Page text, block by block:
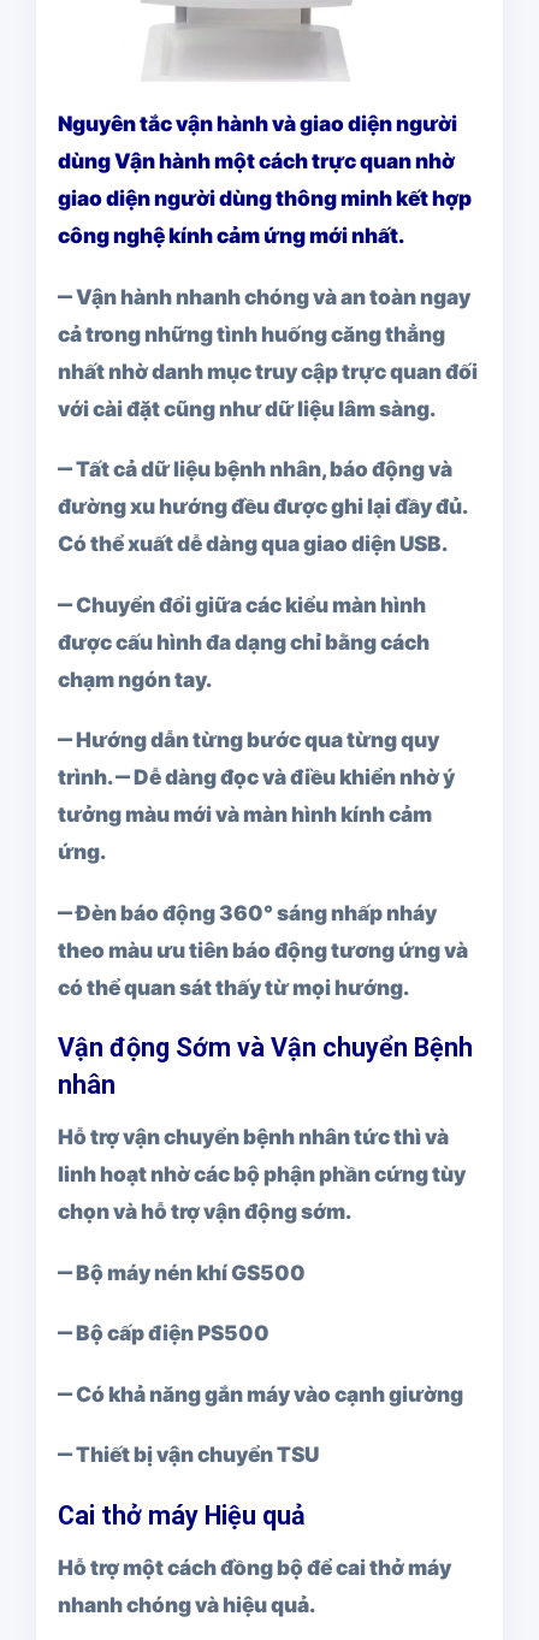
Nguyên tắc vận hành và giao diện người
dùng Vận hành một cách trực quan nhờ
giao diện người dùng thông minh kết hợp
công nghệ kính cảm ứng mới nhất.
‒ Vận hành nhanh chóng và an toàn ngay
cả trong những tình huống căng thẳng
nhất nhờ danh mục truy cập trực quan đối
với cài đặt cũng như dữ liệu lâm sàng.
‒ Tất cả dữ liệu bệnh nhân, báo động và
đường xu hướng đều được ghi lại đầy đủ.
Có thể xuất dễ dàng qua giao diện USB.
‒ Chuyển đổi giữa các kiểu màn hình
được cấu hình đa dạng chỉ bằng cách
chạm ngón tay.
‒ Hướng dẫn từng bước qua từng quy
trình. ‒ Dễ dàng đọc và điều khiển nhờ ý
tưởng màu mới và màn hình kính cảm
ứng.
‒ Đèn báo động 360° sáng nhấp nháy
theo màu ưu tiên báo động tương ứng và
có thể quan sát thấy từ mọi hướng.
Vận động Sớm và Vận chuyển Bệnh
nhân
Hỗ trợ vận chuyển bệnh nhân tức thì và
linh hoạt nhờ các bộ phận phần cứng tùy
chọn và hỗ trợ vận động sớm.
‒ Bộ máy nén khí GS500
‒ Bộ cấp điện PS500
‒ Có khả năng gắn máy vào cạnh giường
‒ Thiết bị vận chuyển TSU
Cai thở máy Hiệu quả
Hỗ trợ một cách đồng bộ để cai thở máy
nhanh chóng và hiệu quả.